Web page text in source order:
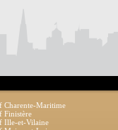
Charente-Maritime
Finistère
Ille-et-Vilaine